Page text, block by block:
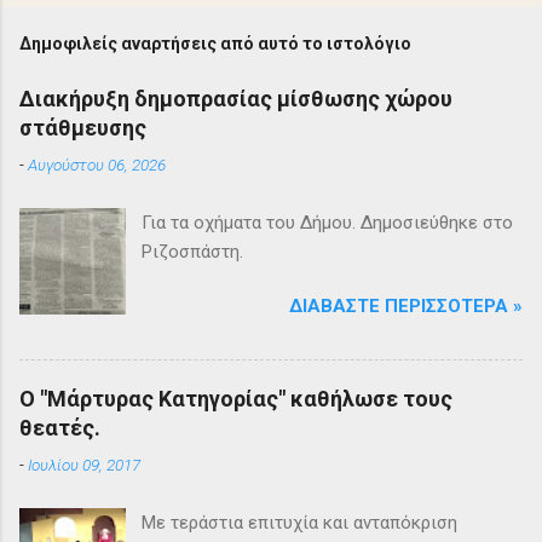
Δημοφιλείς αναρτήσεις από αυτό το ιστολόγιο
Διακήρυξη δημοπρασίας μίσθωσης χώρου
στάθμευσης
-Αυγούστου 06, 2026
Για τα οχήματα του Δήμου. Δημοσιεύθηκε στο
Ριζοσπάστη.
ΔΙΑΒΆΣΤΕ ΠΕΡΙΣΣΌΤΕΡΑ »
Ο "Μάρτυρας Κατηγορίας" καθήλωσε τους
θεατές.
-Ιουλίου 09, 2017
Με τεράστια επιτυχία και ανταπόκριση